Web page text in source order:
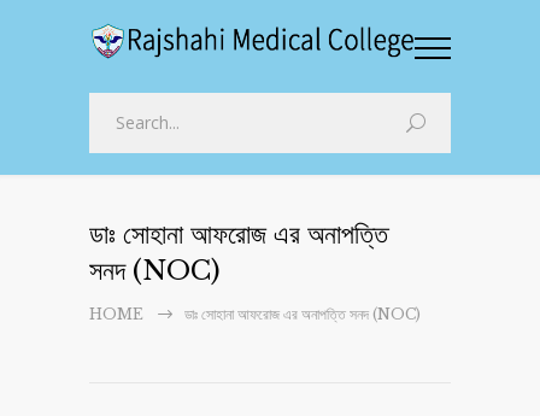
ডাঃ সোহানা আফরোজ এর অনাপত্তি
সনদ (NOC)
HOME ডাঃ সোহানা আফরোজ এর অনাপত্তি সনদ (NOC)